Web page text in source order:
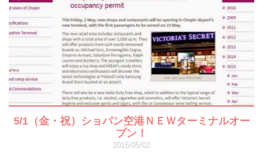
5/1（金・祝）ショパン空港ＮＥＷターミナルオー
プン！
2015/05/02